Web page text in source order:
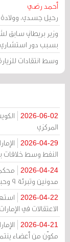
أحمد رضي
رحيل جسدي، وولادة
وزير بريطاني
بسبب دور استشاري
وسط انتقادات
2026-06-02
المركزي
2026-04-29
النفط وسط خلافات
2026-04-24
مدونين وتبرئة 9 وحبس 18 متهماً بالتعاطف مع إيران
2026-04-22
الاعتقالات في الإمارات
2026-04-21
مكوّن من أعضاء